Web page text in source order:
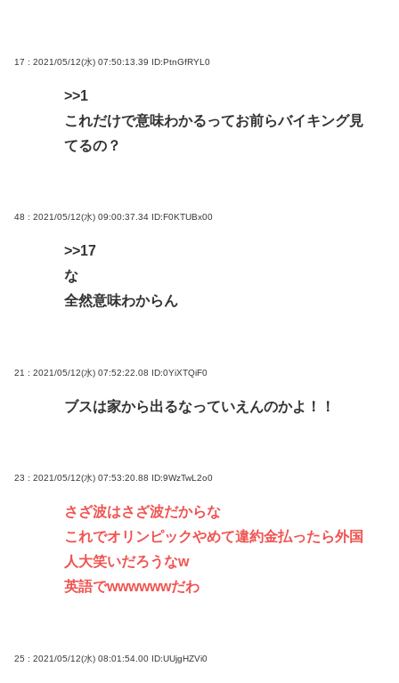
17 : 2021/05/12(水) 07:50:13.39 ID:PtnGfRYL0
>>1
これだけで意味わかるってお前らバイキング見
てるの？
48 : 2021/05/12(水) 09:00:37.34 ID:F0KTUBx00
>>17
な
全然意味わからん
21 : 2021/05/12(水) 07:52:22.08 ID:0YiXTQiF0
ブスは家から出るなっていえんのかよ！！
23 : 2021/05/12(水) 07:53:20.88 ID:9WzTwL2o0
さざ波はさざ波だからな
これでオリンピックやめて違約金払ったら外国
人大笑いだろうなw
英語でwwwwwwだわ
25 : 2021/05/12(水) 08:01:54.00 ID:UUjgHZVi0